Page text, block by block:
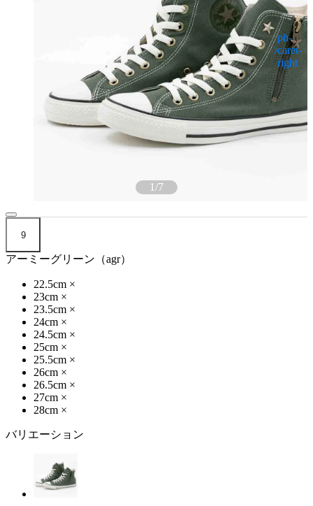
1/7
9
アーミーグリーン（agr）
22.5cm ×
23cm ×
23.5cm ×
24cm ×
24.5cm ×
25cm ×
25.5cm ×
26cm ×
26.5cm ×
27cm ×
28cm ×
バリエーション